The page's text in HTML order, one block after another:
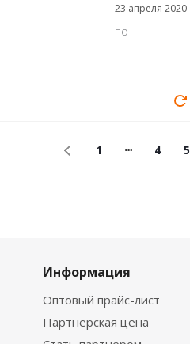
23 апреля 2020
ПО
1 4 5
Информация
Оптовый прайс-лист
Партнерская цена